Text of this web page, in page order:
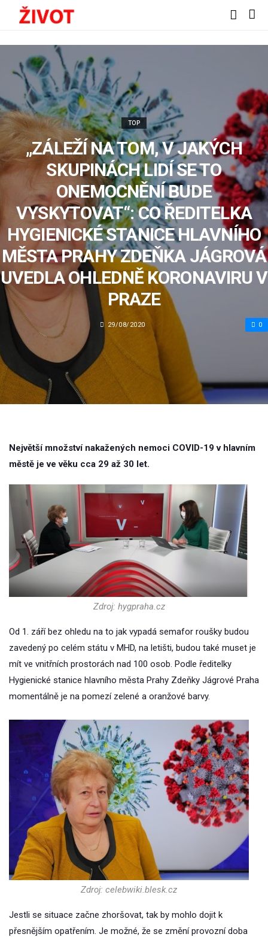
TOP
„ZÁLEŽÍ NA TOM, V JAKÝCH
SKUPINÁCH LIDÍ SE TO
ONEMOCNĚNÍ BUDE
VYSKYTOVAT“: CO ŘEDITELKA
HYGIENICKÉ STANICE HLAVNÍHO
MĚSTA PRAHY ZDEŇKA JÁGROVÁ
UVEDLA OHLEDNĚ KORONAVIRU V
PRAZE
29/08/2020 0
Největší množství nakažených nemoci COVID-19 v hlavním
městě je ve věku cca 29 až 30 let.
Zdroj: hygpraha.cz
Od 1. září bez ohledu na to jak vypadá semafor roušky budou
zavedený po celém státu v MHD, na letišti, budou také muset je
mít ve vnitřních prostorách nad 100 osob. Podle ředitelky
Hygienické stanice hlavního města Prahy Zdeňky Jágrové Praha
momentálně je na pomezí zelené a oranžové barvy.
Zdroj: celebwiki.blesk.cz
Jestli se situace začne zhoršovat, tak by mohlo dojit k
přesnějším opatřením. Je možné, že se změní provozní doba